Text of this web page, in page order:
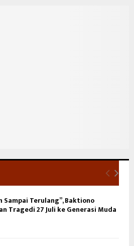
Sampai Terulang”, Baktiono
Tragedi 27 Juli ke Generasi Muda